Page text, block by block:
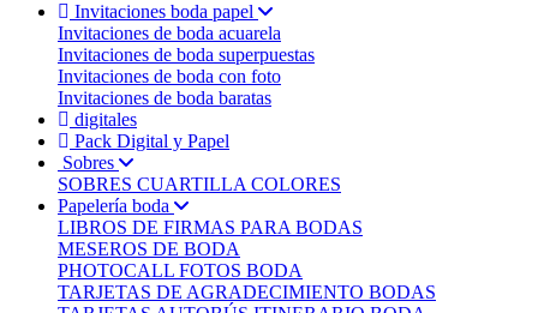
Invitaciones boda papel
Invitaciones de boda acuarela
Invitaciones de boda superpuestas
Invitaciones de boda con foto
Invitaciones de boda baratas
digitales
Pack Digital y Papel
Sobres
SOBRES CUARTILLA COLORES
Papelería boda
LIBROS DE FIRMAS PARA BODAS
MESEROS DE BODA
PHOTOCALL FOTOS BODA
TARJETAS DE AGRADECIMIENTO BODAS